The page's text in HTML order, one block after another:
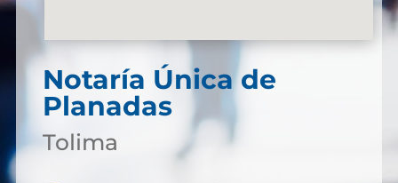
Notaría Única de
Planadas
Tolima